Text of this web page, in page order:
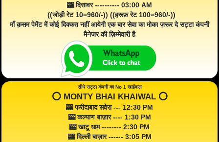
🎰 दिसावर ---------- 03:00 AM
((जोड़ी रेट 10=960/-)) ((हरूफ़ रेट 100=960/-))
माँ क़सम पेमेंट में कोई दिक्कत नहीं आयेगी एक बार सेवा का मोका ज़रूर दे सट्टा कंपनी
मैनेजर की ज़िम्मेवारी है
सीधे सट्टा कंपनी का No 1 खाईवाल
⭕️ MONTY BHAI KHAIWAL ⭕️
🎰 फरीदाबाद सवेरा --- 12:30 PM
🎰 कल्याण बाज़ार ---- 1:30 PM
🎰 खाटू धाम -------- 2:30 PM
🎰 दिल्ली बाज़ार ------ 3:05 PM